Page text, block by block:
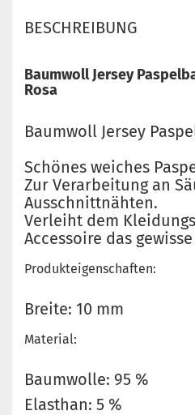
BESCHREIBUNG
Baumwoll Jersey
Rosa
Baumwoll Jersey
Schönes weiches
Zur Verarbeitung an
Ausschnittnähten.
Verleiht dem
Accessoire das
Produkteigenschaften:
Breite: 10 mm
Material:
Baumwolle: 95 %
Elasthan: 5 %